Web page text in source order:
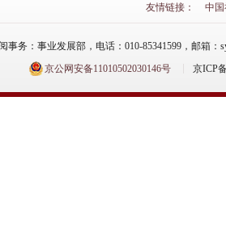
友情链接： 中
事务：事业发展部，电话：010-85341599，邮箱：
京公网安备11010502030146号
京ICP